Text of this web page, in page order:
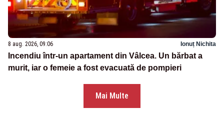
8 aug. 2026, 09:06 Ionuț Nichita
Incendiu într-un apartament din Vâlcea. Un bărbat a
murit, iar o femeie a fost evacuată de pompieri
Mai Multe